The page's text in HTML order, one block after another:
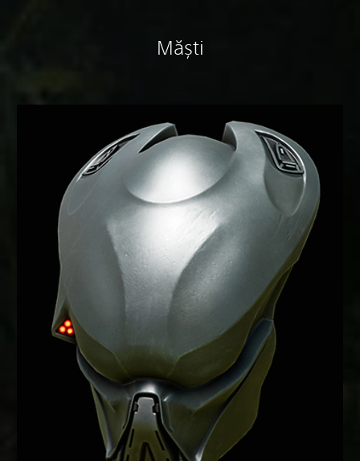
Măști